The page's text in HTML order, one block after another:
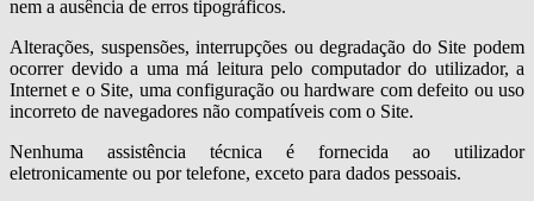
nem a ausência de erros tipográficos.
Alterações, suspensões, interrupções ou degradação do Site podem
ocorrer devido a uma má leitura pelo computador do utilizador, a
Internet e o Site, uma configuração ou hardware com defeito ou uso
incorreto de navegadores não compatíveis com o Site.
Nenhuma assistência técnica é fornecida ao utilizador
eletronicamente ou por telefone, exceto para dados pessoais.